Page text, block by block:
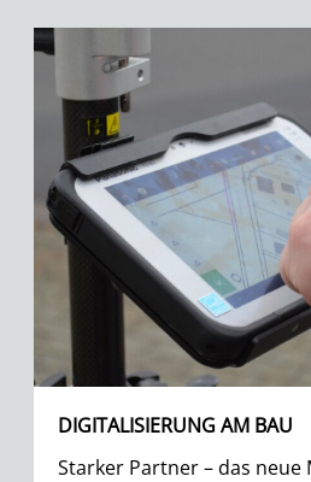
DIGITALISIERUNG AM BAU
Starker Partner – das neue